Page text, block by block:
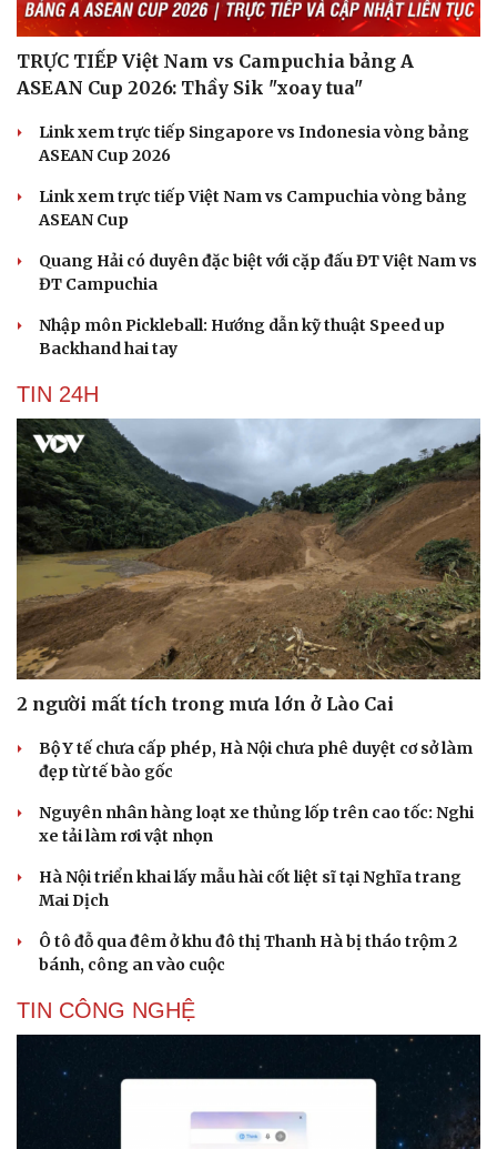
Cải chính
TRỰC TIẾP Việt Nam vs Campuchia bảng A
ASEAN Cup 2026: Thầy Sik "xoay tua"
Link xem trực tiếp Singapore vs Indonesia vòng bảng
ASEAN Cup 2026
Link xem trực tiếp Việt Nam vs Campuchia vòng bảng
ASEAN Cup
Quang Hải có duyên đặc biệt với cặp đấu ĐT Việt Nam vs
ĐT Campuchia
Nhập môn Pickleball: Hướng dẫn kỹ thuật Speed up
Backhand hai tay
TIN 24H
2 người mất tích trong mưa lớn ở Lào Cai
Bộ Y tế chưa cấp phép, Hà Nội chưa phê duyệt cơ sở làm
đẹp từ tế bào gốc
Nguyên nhân hàng loạt xe thủng lốp trên cao tốc: Nghi
xe tải làm rơi vật nhọn
Hà Nội triển khai lấy mẫu hài cốt liệt sĩ tại Nghĩa trang
Mai Dịch
Ô tô đỗ qua đêm ở khu đô thị Thanh Hà bị tháo trộm 2
bánh, công an vào cuộc
TIN CÔNG NGHỆ